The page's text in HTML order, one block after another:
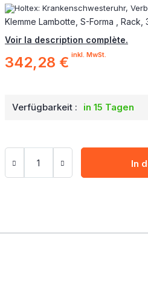
Klemme Lambotte, S-Forma , Rack,
Voir la description complète.
342,28 € inkl. MwSt.
Verfügbarkeit : in 15 Tagen
In